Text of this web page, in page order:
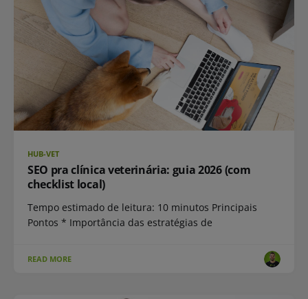
HUB-VET
SEO pra clínica veterinária: guia 2026 (com
checklist local)
Tempo estimado de leitura: 10 minutos Principais
Pontos * Importância das estratégias de
READ MORE